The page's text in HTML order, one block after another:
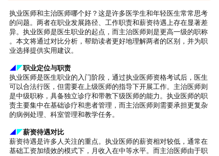
执业医师和主治医师哪个好？这是许多医学生和年轻医生常常思考
的问题。两者在职业发展路径、工作职责和薪资待遇上存在显著差
异。执业医师是医生职业的起点，而主治医师则是更高一级的职称
。本文将通过对比分析，帮助读者更好地理解两者的区别，并为职
业选择提供实用建议。
◢ ◤职业定位与职责
执业医师是医生职业的入门阶段，通过执业医师资格考试后，医生
可以合法行医，但需要在上级医师的指导下开展工作。主治医师则
是中级职称，具备独立诊疗和带教下级医师的能力。执业医师的职
责主要集中在基础诊疗和患者管理，而主治医师则需要承担更复杂
的病例处理、科室管理和教学任务。
◢ ◤薪资待遇对比
薪资待遇是许多人关注的重点。执业医师的薪资相对较低，通常在
基础工资加绩效的模式下，月收入在中等水平。而主治医师由于职